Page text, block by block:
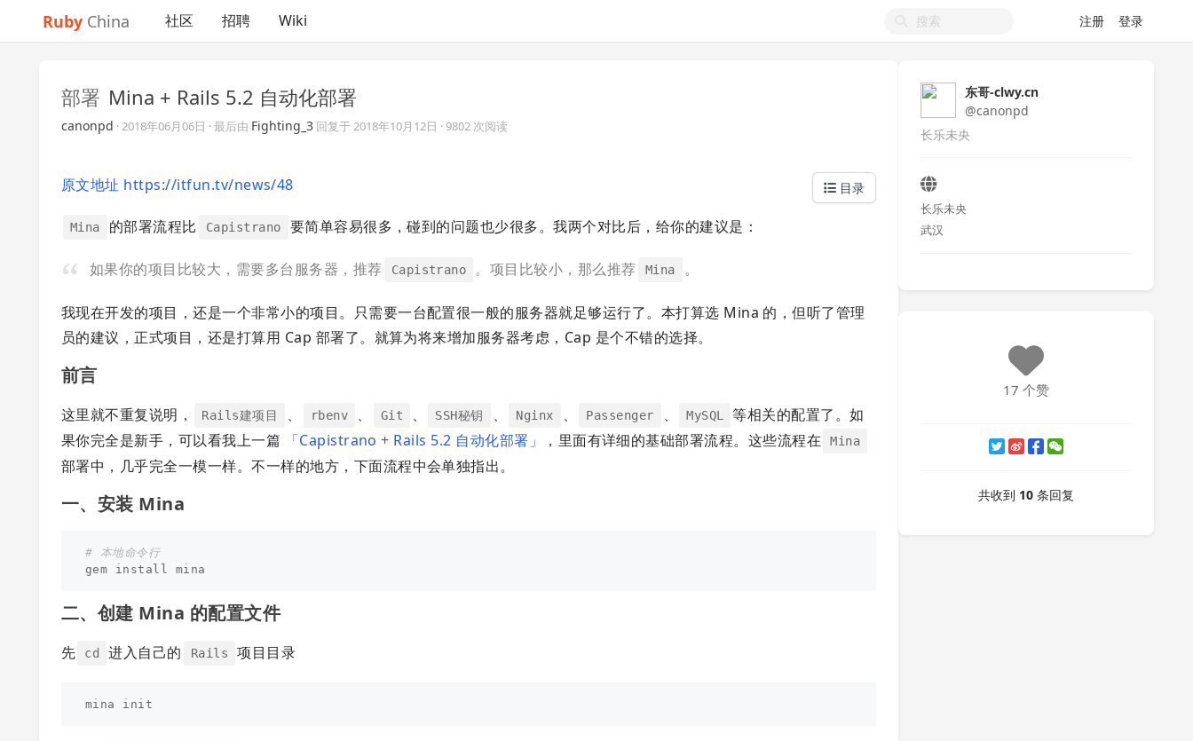
Ruby China 社区 招聘 Wiki 注册 登录
部署 Mina + Rails 5.2 自动化部署
canonpd ·2018年06月06日 · 最后由 Fighting_3 回复于2018年10月12日 · 9802 次阅读
目录
原文地址 https://itfun.tv/news/48
Mina 的部署流程比 Capistrano 要简单容易很多，碰到的问题也少很多。我两个对比后，给你的建议是：
如果你的项目比较大，需要多台服务器，推荐 Capistrano 。项目比较小，那么推荐 Mina 。
我现在开发的项目，还是一个非常小的项目。只需要一台配置很一般的服务器就足够运行了。本打算选 Mina 的，但听了管理
员的建议，正式项目，还是打算用 Cap 部署了。就算为将来增加服务器考虑，Cap 是个不错的选择。
前言
这里就不重复说明， Rails建项目 、 rbenv 、 Git 、 SSH秘钥 、 Nginx 、 Passenger 、 MySQL
等相关的配置了。如
果你完全是新手，可以看我上一篇
「Capistrano + Rails 5.2 自动化部署」 ，里面有详细的基础部署流程。这些流程在 Mina
部署中，几乎完全一模一样。不一样的地方，下面流程中会单独指出。
一、安装 Mina
# 本地命令行
gem
install mina
二、创建 Mina 的配置文件
先 cd 进入自己的 Rails 项目目录
东哥-clwy.cn
@canonpd
长乐未央
长乐未央
武汉
17 个赞
共收到 10 条回复